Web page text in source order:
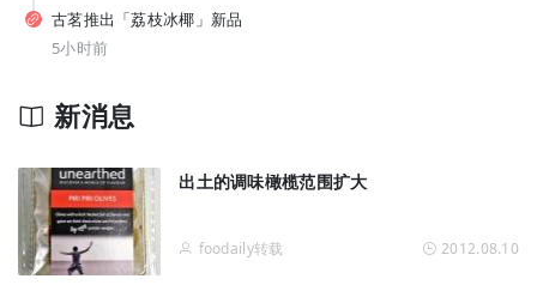
古茗推出「荔枝冰椰」新品
5小时前
新消息
出土的调味橄榄范围扩大
foodaily转载 2012.08.10